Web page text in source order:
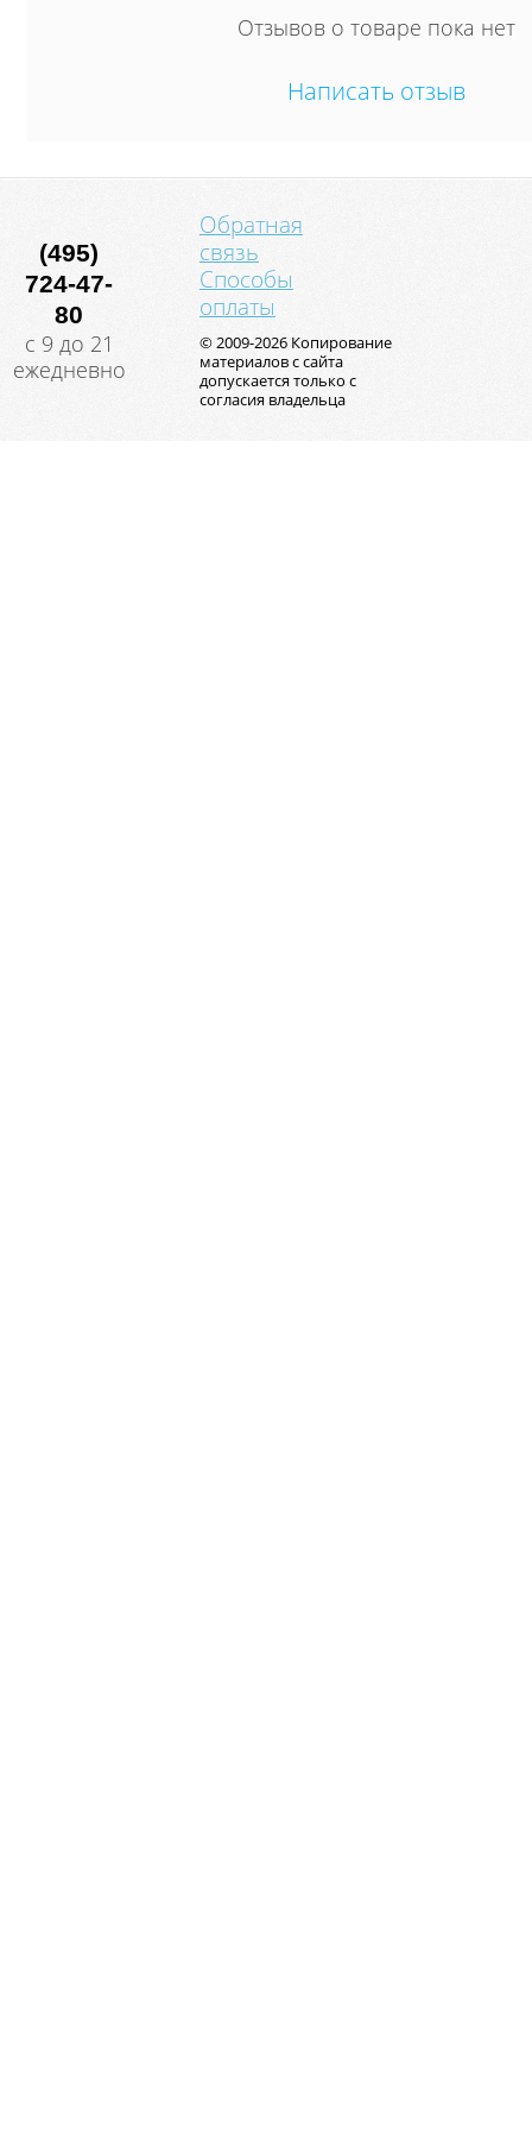
наполнителя.
Отзывов о товаре пока нет
Написать отзыв
(495)
724-47-
80
с 9 до 21
ежедневно
Обратная
связь
Способы
оплаты
© 2009-2026 Копирование
материалов с сайта
допускается только с
согласия владельца